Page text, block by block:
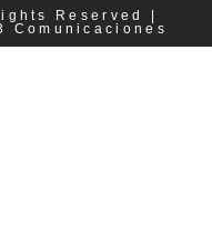
Reserved |
Comunicaciones